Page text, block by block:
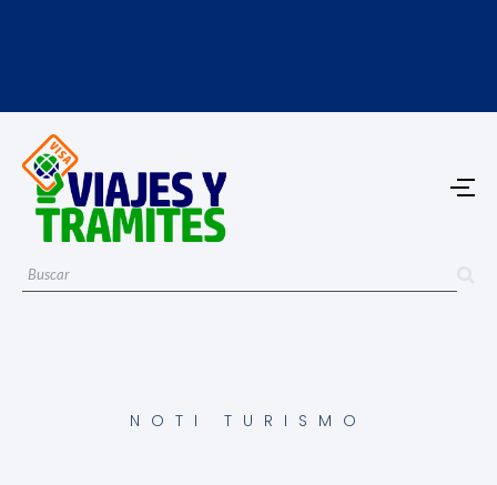
NOTI TURISMO